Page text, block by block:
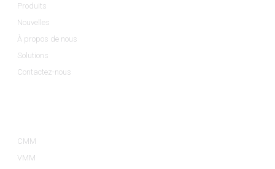
Produits
Nouvelles
À propos de nous
Solutions
Contactez-nous
CMM
VMM